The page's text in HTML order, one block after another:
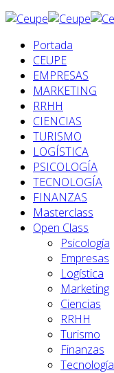
Portada
CEUPE
EMPRESAS
MARKETING
RRHH
CIENCIAS
TURISMO
LOGÍSTICA
PSICOLOGÍA
TECNOLOGÍA
FINANZAS
Masterclass
Open Class
Psicología
Empresas
Logística
Marketing
Ciencias
RRHH
Turismo
Finanzas
Tecnología